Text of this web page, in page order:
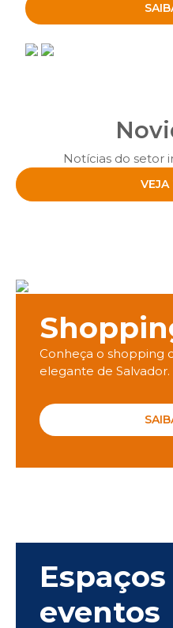
Notícias do setor
VEJA
Conheça o shopping
elegante de Salvador.
eventos